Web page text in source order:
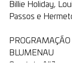
Billie Holiday,
Passos e
BLUMENAU
Quarteto AllJazz